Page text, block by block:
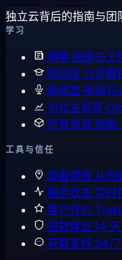
独立云背后的指南与团
学习
博客指南与工
知识库 分步教
新闻室 新闻与
对比主机商
所有资源指南
工具与信任
观看镜像 从你
服务状态 实时
客户评价
退款保证 14
获取支持 24/7